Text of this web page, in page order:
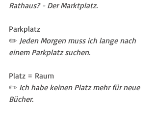
Rathaus? - Der Marktplatz.
Parkplatz
✏️ Jeden Morgen muss ich lange nach
einem Parkplatz suchen.
Platz = Raum
✏️ Ich habe keinen Platz mehr für neue
Bücher.